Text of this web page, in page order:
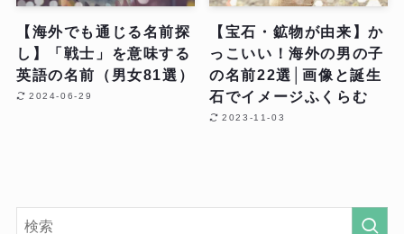
【海外でも通じる名前探
し】「戦士」を意味する
英語の名前（男女81選）
2024-06-29
【宝石・鉱物が由来】か
っこいい！海外の男の子
の名前22選│画像と誕生
石でイメージふくらむ
2023-11-03